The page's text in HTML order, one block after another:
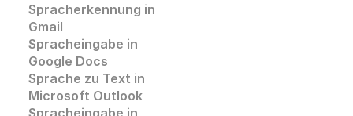
Spracherkennung in
Gmail
Spracheingabe in
Google Docs
Sprache zu Text in
Microsoft Outlook
Spracheingabe in